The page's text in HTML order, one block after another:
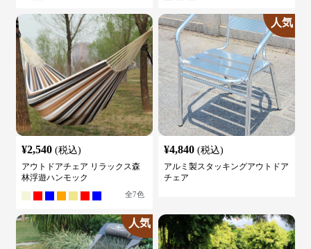
¥2,540 (税込)
アウトドアチェア リラックス森
林浮遊ハンモック
全7色
人気
¥4,840 (税込)
アルミ製スタッキングアウトドア
チェア
人気